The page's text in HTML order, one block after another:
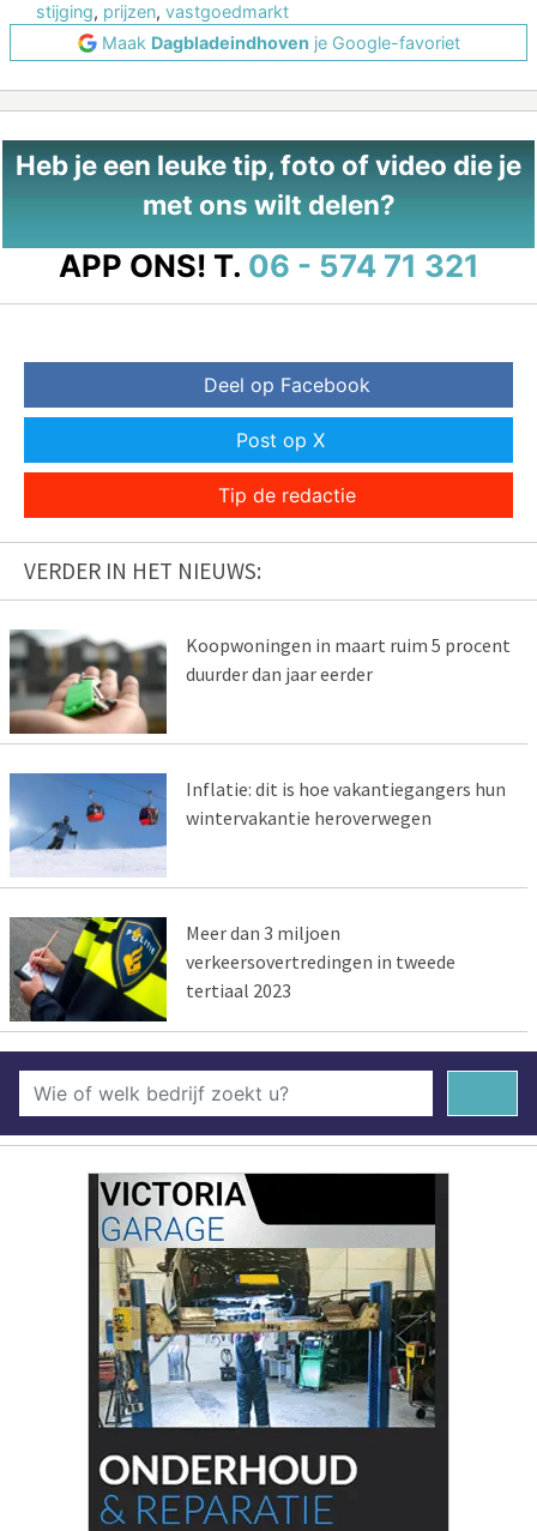
stijging, prijzen, vastgoedmarkt
Maak Dagbladeindhoven je Google-favoriet
Heb je een leuke tip, foto of video die je
met ons wilt delen?
APP ONS! T. 06 - 574 71 321
Deel op Facebook
Post op X
Tip de redactie
VERDER IN HET NIEUWS:
Koopwoningen in maart ruim 5 procent
duurder dan jaar eerder
Inflatie: dit is hoe vakantiegangers hun
wintervakantie heroverwegen
Meer dan 3 miljoen
verkeersovertredingen in tweede
tertiaal 2023